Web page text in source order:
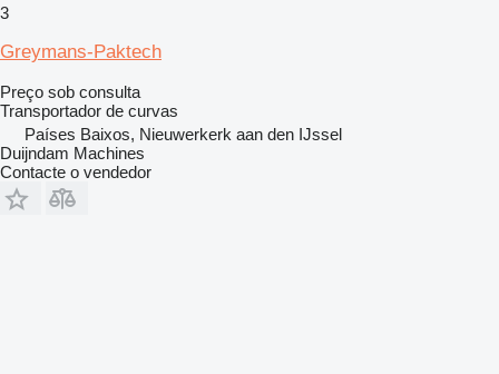
3
Greymans-Paktech
Preço sob consulta
Transportador de curvas
Países Baixos, Nieuwerkerk aan den IJssel
Duijndam Machines
Contacte o vendedor